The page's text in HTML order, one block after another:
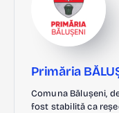
Primăria
Comuna Bălușeni,
fost stabilită ca